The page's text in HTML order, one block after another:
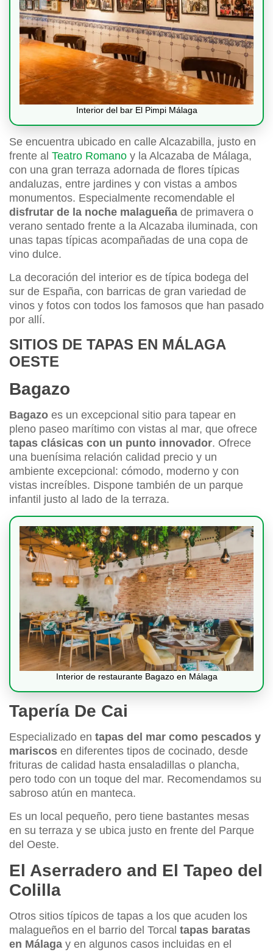
Interior del bar El Pimpi Málaga
Se encuentra ubicado en calle Alcazabilla, justo en
frente al Teatro Romano y la Alcazaba de Málaga,
con una gran terraza adornada de flores típicas
andaluzas, entre jardines y con vistas a ambos
monumentos. Especialmente recomendable el
disfrutar de la noche malagueña de primavera o
verano sentado frente a la Alcazaba iluminada, con
unas tapas típicas acompañadas de una copa de
vino dulce.
La decoración del interior es de típica bodega del
sur de España, con barricas de gran variedad de
vinos y fotos con todos los famosos que han pasado
por allí.
SITIOS DE TAPAS EN MÁLAGA
OESTE
Bagazo
Bagazo es un excepcional sitio para tapear en
pleno paseo marítimo con vistas al mar, que ofrece
tapas clásicas con un punto innovador. Ofrece
una buenísima relación calidad precio y un
ambiente excepcional: cómodo, moderno y con
vistas increíbles. Dispone también de un parque
infantil justo al lado de la terraza.
Interior de restaurante Bagazo en Málaga
Tapería De Cai
Especializado en tapas del mar como pescados y
mariscos en diferentes tipos de cocinado, desde
frituras de calidad hasta ensaladillas o plancha,
pero todo con un toque del mar. Recomendamos su
sabroso atún en manteca.
Es un local pequeño, pero tiene bastantes mesas
en su terraza y se ubica justo en frente del Parque
del Oeste.
El Aserradero and El Tapeo del
Colilla
Otros sitios típicos de tapas a los que acuden los
malagueños en el barrio del Torcal tapas baratas
en Málaga y en algunos casos incluidas en el